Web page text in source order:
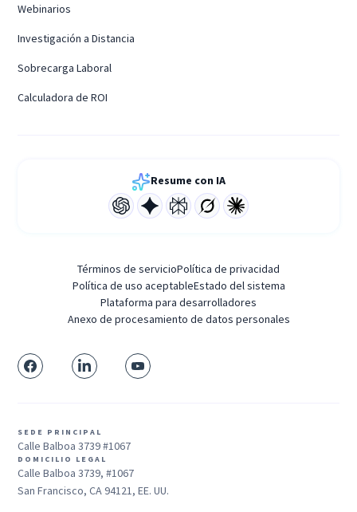
Webinarios
Investigación a Distancia
Sobrecarga Laboral
Calculadora de ROI
Resume con IA
Términos de servicioPolítica de privacidad
Política de uso aceptableEstado del sistema
Plataforma para desarrolladores
Anexo de procesamiento de datos personales
SEDE PRINCIPAL
Calle Balboa 3739 #1067
DOMICILIO LEGAL
Calle Balboa 3739, #1067
San Francisco, CA 94121, EE. UU.